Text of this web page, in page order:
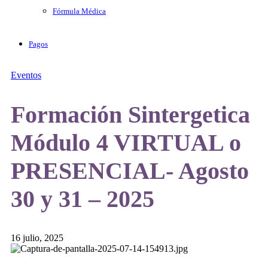
Fórmula Médica
Pagos
Eventos
Formación Sintergetica
Módulo 4 VIRTUAL o
PRESENCIAL- Agosto
30 y 31 – 2025
16 julio, 2025